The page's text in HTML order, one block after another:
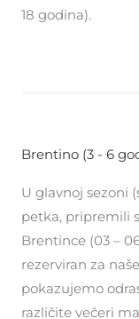
18 godina).
Brentino (3 - 6
U glavnoj sezoni
petka, pripremili
Brentince (03 –
rezerviran za
pokazujemo
različite večeri